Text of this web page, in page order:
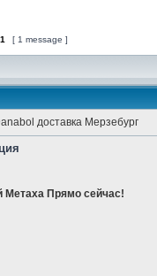
1 [ 1 message ]
доставка Мерзебург
Метаха Прямо сейчас!